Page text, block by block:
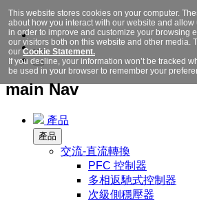
main Nav
產品
產品
交流-直流轉換
PFC 控制器
多相返馳式控制器
次級側穩壓器
This website stores cookies on your computer.
about how you interact with our website and
in order to improve and customize your browsing
our visitors both on this website and other media.
ourCookie Statement.
If you decline, your information won’t be tracked
be used in your browser to remember your